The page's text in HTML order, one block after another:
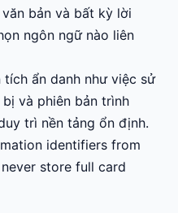
bản và bất kỳ lời
ngôn ngữ nào liên
tích ẩn danh như việc sử
và phiên bản trình
trì nền tảng ổn định.
identifiers from
store full card